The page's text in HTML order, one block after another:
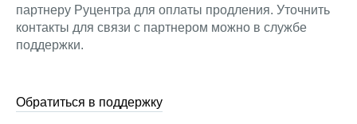
партнеру Руцентра для оплаты продления. Уточнить
контакты для связи с партнером можно в службе
поддержки.
Обратиться в поддержку